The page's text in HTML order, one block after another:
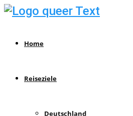
Home
Reiseziele
Deutschland